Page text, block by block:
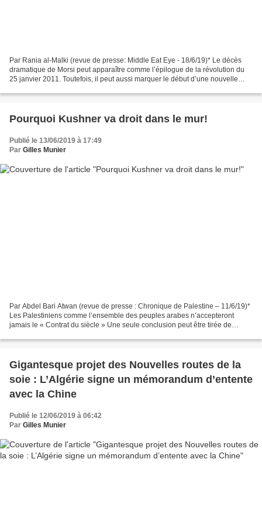
Par Rania al-Malki (revue de presse: Middle Eat Eye - 18/6/19)* Le décès
dramatique de Morsi peut apparaître comme l’épilogue de la révolution du
25 janvier 2011. Toutefois, il peut aussi marquer le début d’une nouvelle
Pourquoi Kushner va droit dans le mur!
Publié le 13/06/2019 à 17:49
Par Gilles Munier
Par Abdel Bari Atwan (revue de presse : Chronique de Palestine – 11/6/19)*
Les Palestiniens comme l’ensemble des peuples arabes n’accepteront
jamais le « Contrat du siècle » Une seule conclusion peut être tirée de
Gigantesque projet des Nouvelles routes de la
soie : L’Algérie signe un mémorandum d’entente
avec la Chine
Publié le 12/06/2019 à 06:42
Par Gilles Munier